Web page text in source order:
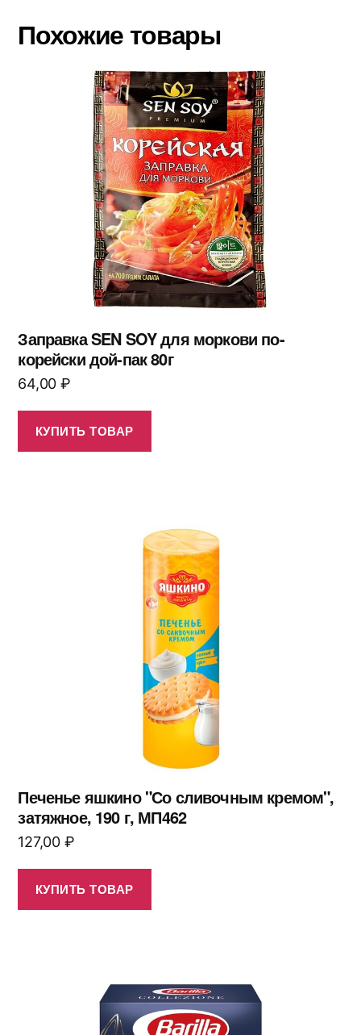
Похожие товары
Заправка SEN SOY для моркови по-
корейски дой-пак 80г
64,00 ₽
КУПИТЬ ТОВАР
Печенье яшкино "Со сливочным кремом",
затяжное, 190 г, МП462
127,00 ₽
КУПИТЬ ТОВАР